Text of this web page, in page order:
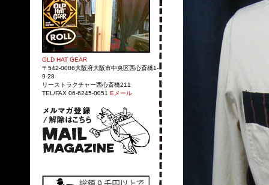
OLD HAT GEAR
〒542-0086大阪府大阪市中央区西心斎橋1-
9-28
リーストラクチャー西心斎橋211
TEL/FAX 06-6245-0051 Eメール